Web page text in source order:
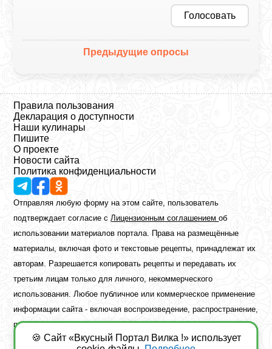
Голосовать
Предыдущие опросы
Правила пользования
Декларация о доступности
Наши кулинары
Пишите
О проекте
Новости сайта
Политика конфиденциальности
Отправляя любую форму на этом сайте, пользователь
подтверждает согласие сЛицензионным соглашениемоб
использовании материалов портала. Права на размещённые
материалы, включая фото и текстовые рецепты, принадлежат их
авторам. Разрешается копировать рецепты и передавать их
третьим лицам только для личного, некоммерческого
использования. Любое публичное или коммерческое применение
информации сайта - включая воспроизведение, распространение,
публикацию или обработку - возможно лишь при наличии
предварительного письменного разрешения правообладателя.
🍪 Сайт «Вкусный Портал Вилка !» использует